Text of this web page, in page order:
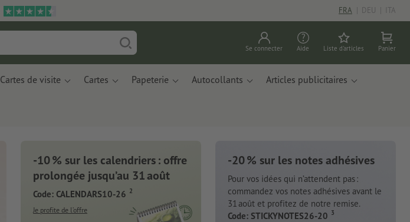
FRA | DEU | ITA
Se connecter Aide Liste d'articles Panier
Cartes de visite Cartes Papeterie Autocollants Articles publicitaires
-10 % sur les calendriers : offre
prolongée jusqu’au 31 août
Code: CALENDARS10-26 2
Je profite de l’offre
-20 % sur les notes adhésives
Pour vos idées qui n’attendent pas :
commandez vos notes adhésives avant le
31 août et profitez de notre remise.
Code: STICKYNOTES26-20 3